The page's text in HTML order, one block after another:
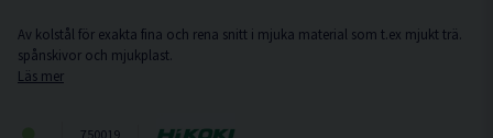
Av kolstål för exakta fina och rena snitt i mjuka material som t.ex mjukt trä.
spånskivor och mjukplast.
Läs mer
750019